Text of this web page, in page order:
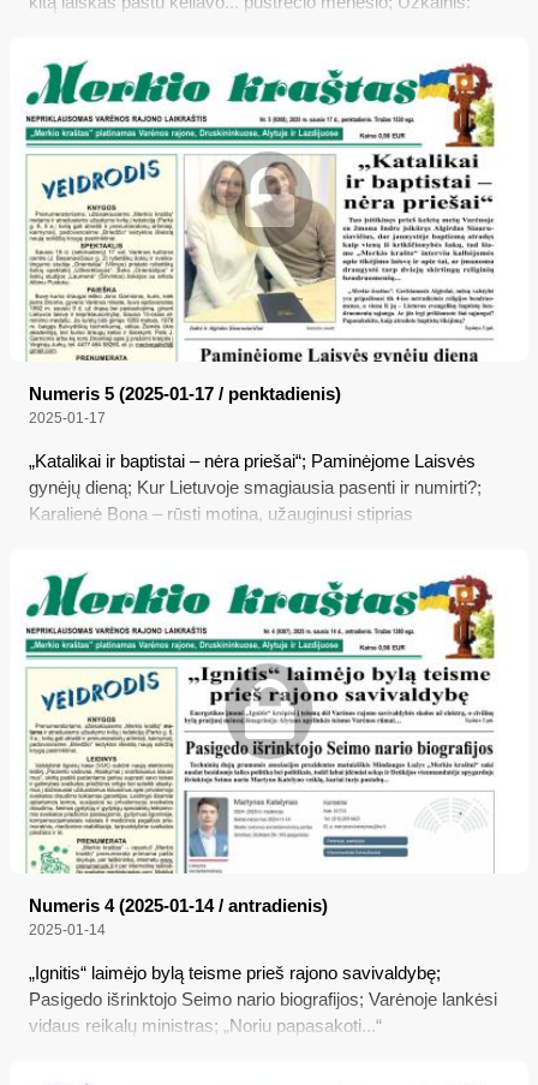
pasaulis
Numeris 5 (2025-01-17 / penktadienis)
2025-01-17
„Katalikai ir baptistai – nėra priešai“; Paminėjome Laisvės
gynėjų dieną; Kur Lietuvoje smagiausia pasenti ir numirti?;
Karalienė Bona – rūsti motina, užauginusi stiprias
Numeris 4 (2025-01-14 / antradienis)
2025-01-14
„Ignitis“ laimėjo bylą teisme prieš rajono savivaldybę;
Pasigedo išrinktojo Seimo nario biografijos; Varėnoje lankėsi
vidaus reikalų ministras; „Noriu papasakoti...“